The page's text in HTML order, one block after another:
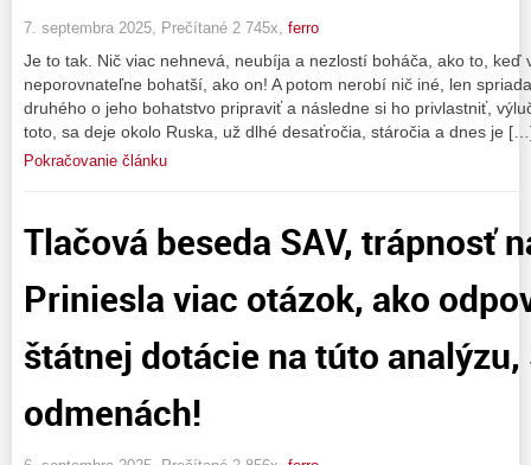
7. septembra 2025, Prečítané 2 745x, ferro
Je to tak. Nič viac nehnevá, neubíja a nezlostí boháča, ako to, keď
neporovnateľne bohatší, ako on! A potom nerobí nič iné, len
druhého o jeho bohatstvo pripraviť a následne si ho privlastniť,
toto, sa deje okolo Ruska, už dlhé desaťročia, stáročia a dnes je
Pokračovanie článku
Tlačová beseda SAV, trápnosť
Priniesla viac otázok, ako
štátnej dotácie na túto analýzu,
odmenách!